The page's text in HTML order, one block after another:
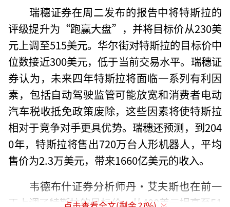
瑞穗证券在周二发布的报告中将特斯拉的
评级提升为“跑赢大盘”，并将目标价从230美
元上调至515美元。华尔街对特斯拉的目标价中
位数接近300美元，低于当前交易水平。瑞穗证
券认为，未来四年特斯拉将面临一系列有利因
素，包括自动驾驶监管可能放宽和消费者电动
汽车税收抵免政策废除，这些因素将使特斯拉
相对于竞争对手更具优势。瑞穗还预测，到204
0年，特斯拉将售出720万台人形机器人，平均
售价为2.3万美元，带来1660亿美元的收入。
韦德布什证券分析师丹·艾夫斯也在前一
天上调了特斯拉的目标价，从400美元提高至51